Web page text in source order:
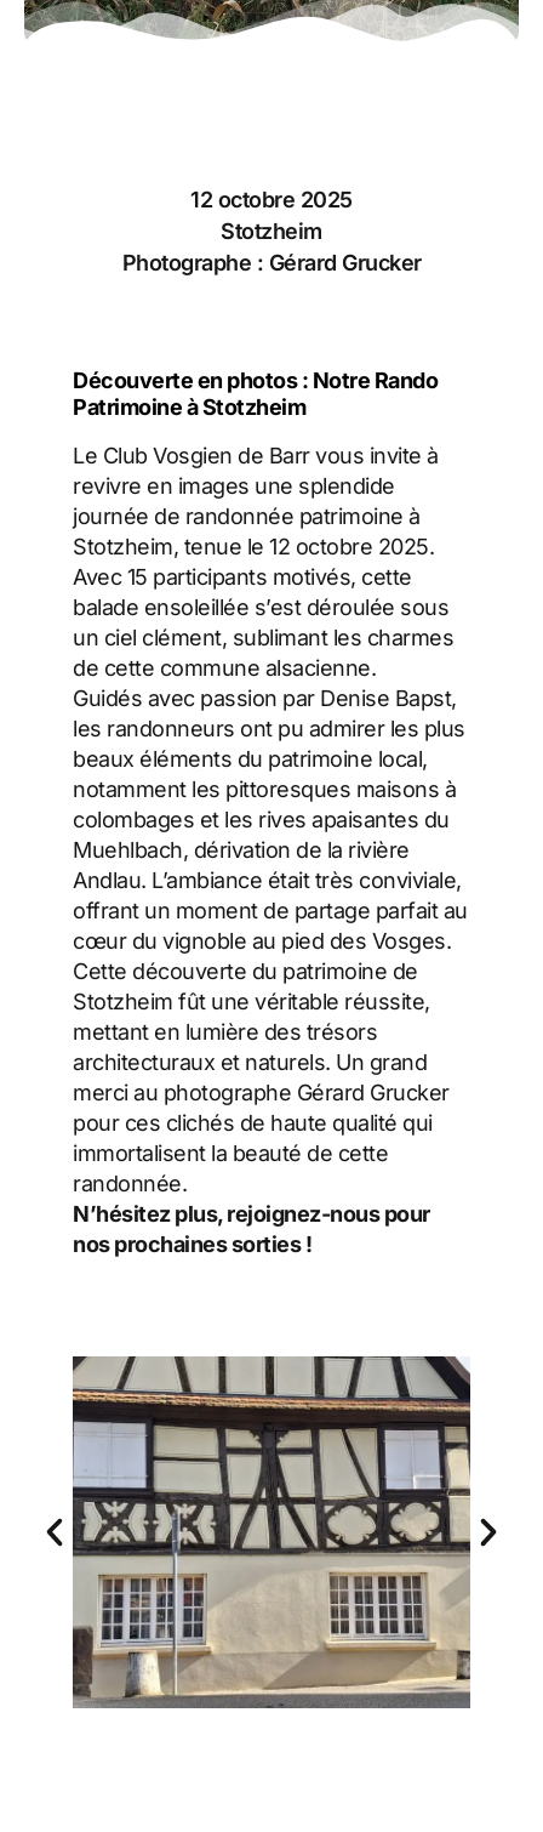
12 octobre 2025
Stotzheim
Photographe : Gérard Grucker
Découverte en photos : Notre Rando
Patrimoine à Stotzheim
Le Club Vosgien de Barr vous invite à
revivre en images une splendide
journée de randonnée patrimoine à
Stotzheim, tenue le 12 octobre 2025.
Avec 15 participants motivés, cette
balade ensoleillée s’est déroulée sous
un ciel clément, sublimant les charmes
de cette commune alsacienne.
Guidés avec passion par Denise Bapst,
les randonneurs ont pu admirer les plus
beaux éléments du patrimoine local,
notamment les pittoresques maisons à
colombages et les rives apaisantes du
Muehlbach, dérivation de la rivière
Andlau. L’ambiance était très conviviale,
offrant un moment de partage parfait au
cœur du vignoble au pied des Vosges.
Cette découverte du patrimoine de
Stotzheim fût une véritable réussite,
mettant en lumière des trésors
architecturaux et naturels. Un grand
merci au photographe Gérard Grucker
pour ces clichés de haute qualité qui
immortalisent la beauté de cette
randonnée.
N’hésitez plus, rejoignez-nous pour
nos prochaines sorties !